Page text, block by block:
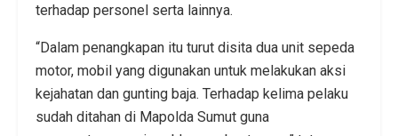
terhadap personel serta lainnya.
“Dalam penangkapan itu turut disita dua unit sepeda
motor, mobil yang digunakan untuk melakukan aksi
kejahatan dan gunting baja. Terhadap kelima pelaku
sudah ditahan di Mapolda Sumut guna